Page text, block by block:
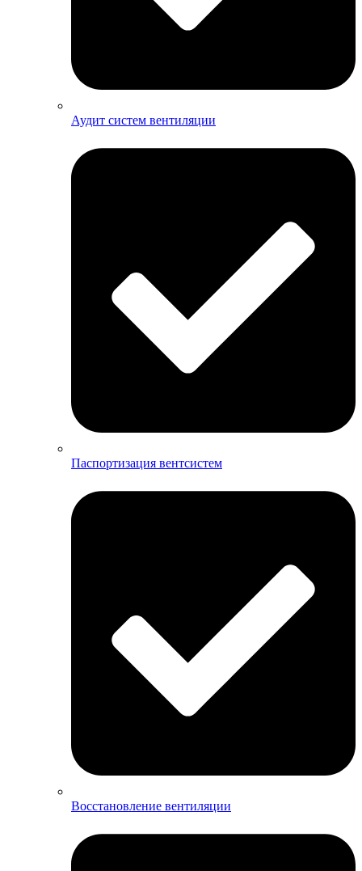
Аудит систем вентиляции
Паспортизация вентсистем
Восстановление вентиляции